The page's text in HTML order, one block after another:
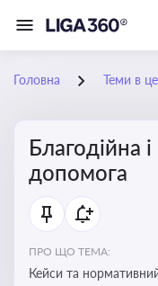
Головна Теми в
Благодійна
допомога
ПРО ЩО ТЕМА:
Кейси та